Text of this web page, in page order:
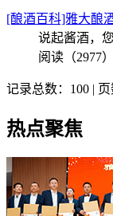
[酿酒百科]雅大酿
说起酱酒，
阅读（2977）
记录总数：100 |
热点聚焦